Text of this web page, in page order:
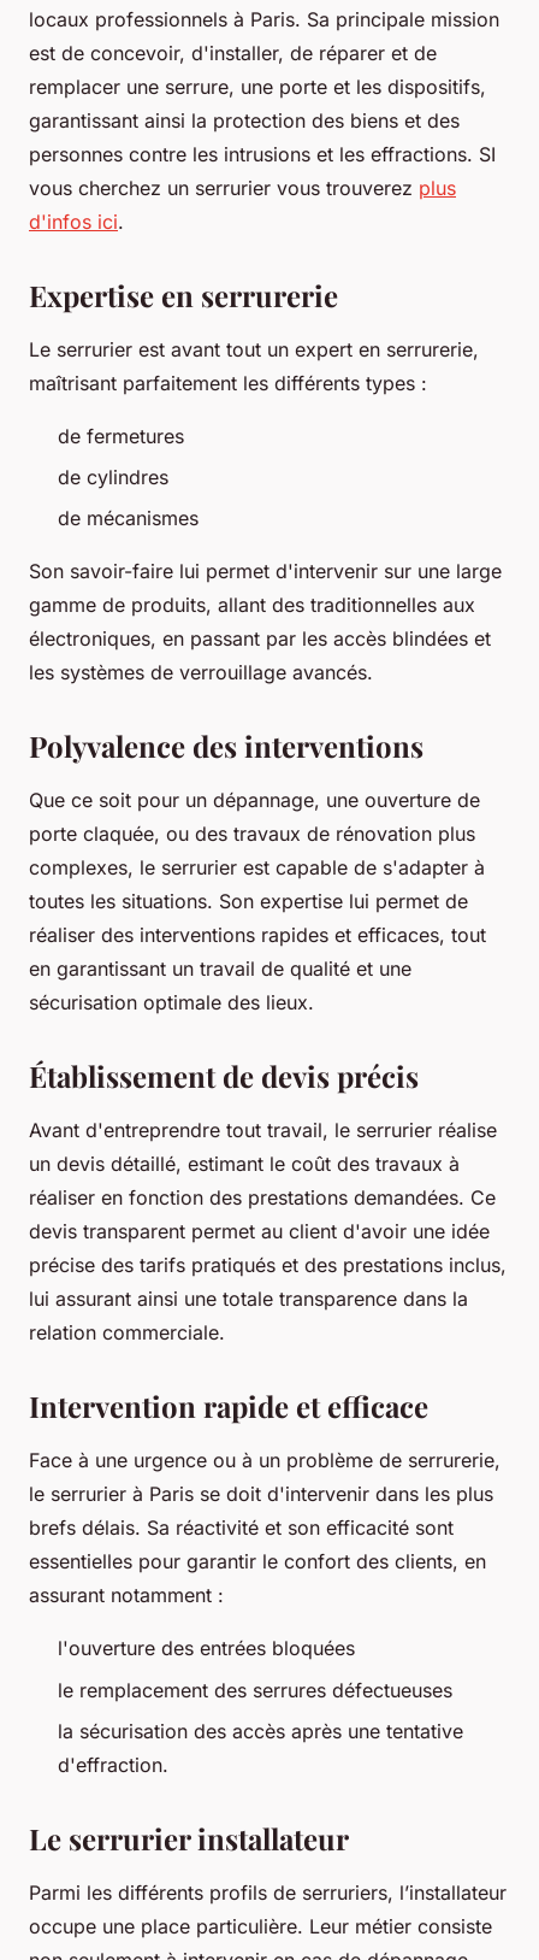
locaux professionnels à Paris. Sa principale mission
est de concevoir, d'installer, de réparer et de
remplacer une serrure, une porte et les dispositifs,
garantissant ainsi la protection des biens et des
personnes contre les intrusions et les effractions. SI
vous cherchez un serrurier vous trouverez plus
d'infos ici.
Expertise en serrurerie
Le serrurier est avant tout un expert en serrurerie,
maîtrisant parfaitement les différents types :
de fermetures
de cylindres
de mécanismes
Son savoir-faire lui permet d'intervenir sur une large
gamme de produits, allant des traditionnelles aux
électroniques, en passant par les accès blindées et
les systèmes de verrouillage avancés.
Polyvalence des interventions
Que ce soit pour un dépannage, une ouverture de
porte claquée, ou des travaux de rénovation plus
complexes, le serrurier est capable de s'adapter à
toutes les situations. Son expertise lui permet de
réaliser des interventions rapides et efficaces, tout
en garantissant un travail de qualité et une
sécurisation optimale des lieux.
Établissement de devis précis
Avant d'entreprendre tout travail, le serrurier réalise
un devis détaillé, estimant le coût des travaux à
réaliser en fonction des prestations demandées. Ce
devis transparent permet au client d'avoir une idée
précise des tarifs pratiqués et des prestations inclus,
lui assurant ainsi une totale transparence dans la
relation commerciale.
Intervention rapide et efficace
Face à une urgence ou à un problème de serrurerie,
le serrurier à Paris se doit d'intervenir dans les plus
brefs délais. Sa réactivité et son efficacité sont
essentielles pour garantir le confort des clients, en
assurant notamment :
l'ouverture des entrées bloquées
le remplacement des serrures défectueuses
la sécurisation des accès après une tentative
d'effraction.
Le serrurier installateur
Parmi les différents profils de serruriers, l’installateur
occupe une place particulière. Leur métier consiste